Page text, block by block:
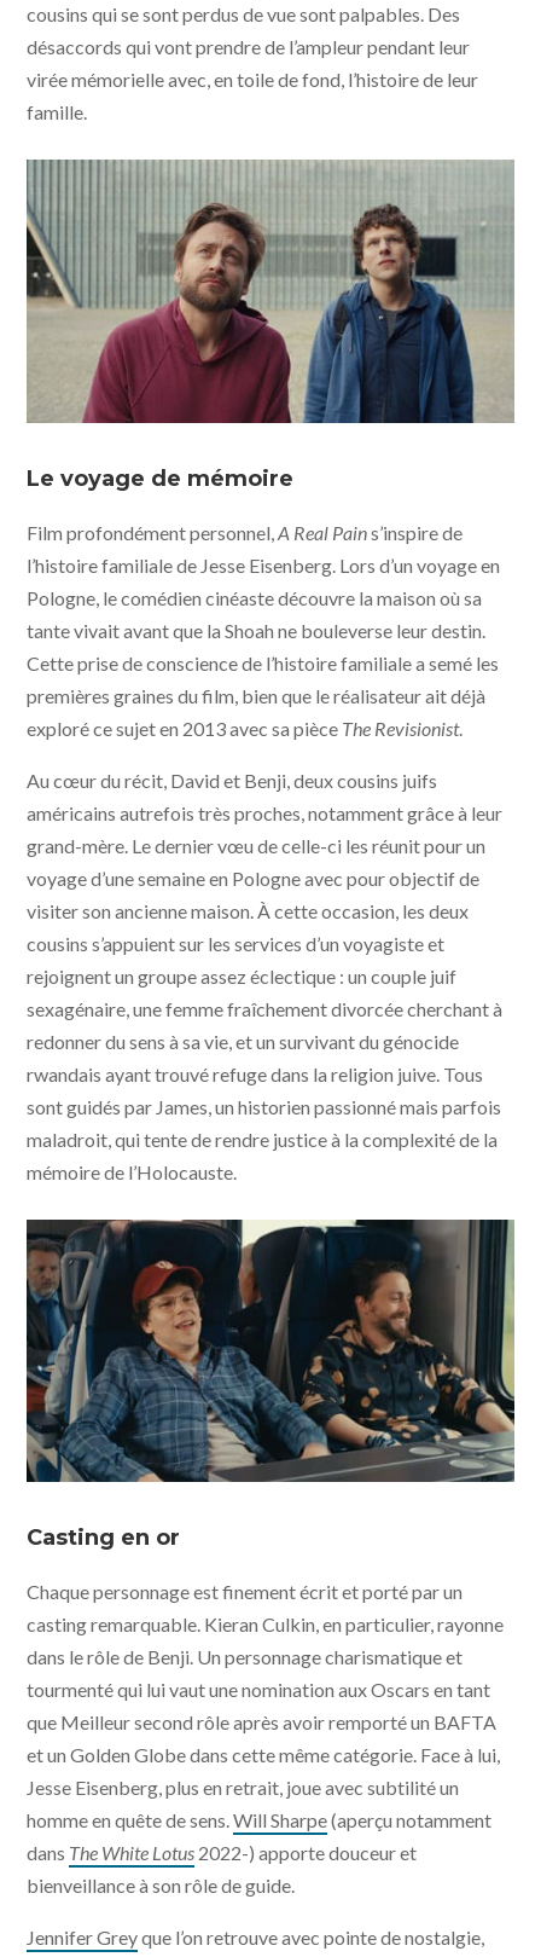
cousins qui se sont perdus de vue sont palpables. Des
désaccords qui vont prendre de l’ampleur pendant leur
virée mémorielle avec, en toile de fond, l’histoire de leur
famille.
Reserved
Le voyage de mémoire
Film profondément personnel,A Real Pains’inspire de
l’histoire familiale de Jesse Eisenberg. Lors d’un voyage en
Pologne, le comédien cinéaste découvre la maison où sa
tante vivait avant que la Shoah ne bouleverse leur destin.
Cette prise de conscience de l’histoire familiale a semé les
premières graines du film, bien que le réalisateur ait déjà
exploré ce sujet en 2013 avec sa pièce The Revisionist.
Au cœur du récit, David et Benji, deux cousins juifs
américains autrefois très proches, notamment grâce à leur
grand-mère. Le dernier vœu de celle-ci les réunit pour un
voyage d’une semaine en Pologne avec pour objectif de
visiter son ancienne maison. À cette occasion, les deux
cousins s’appuient sur les services d’un voyagiste et
rejoignent un groupe assez éclectique : un couple juif
sexagénaire, une femme fraîchement divorcée cherchant à
redonner du sens à sa vie, et un survivant du génocide
rwandais ayant trouvé refuge dans la religion juive. Tous
sont guidés par James, un historien passionné mais parfois
maladroit, qui tente de rendre justice à la complexité de la
mémoire de l’Holocauste.
Reserved
Casting en or
Chaque personnage est finement écrit et porté par un
casting remarquable. Kieran Culkin, en particulier, rayonne
dans le rôle de Benji. Un personnage charismatique et
tourmenté qui lui vaut une nomination aux Oscars en tant
que Meilleur second rôle après avoir remporté un BAFTA
et un Golden Globe dans cette même catégorie. Face à lui,
Jesse Eisenberg, plus en retrait, joue avec subtilité un
homme en quête de sens.Will Sharpe(aperçu notamment
dans The White Lotus 2022-) apporte douceur et
bienveillance à son rôle de guide.
Jennifer Greyque l’on retrouve avec pointe de nostalgie,